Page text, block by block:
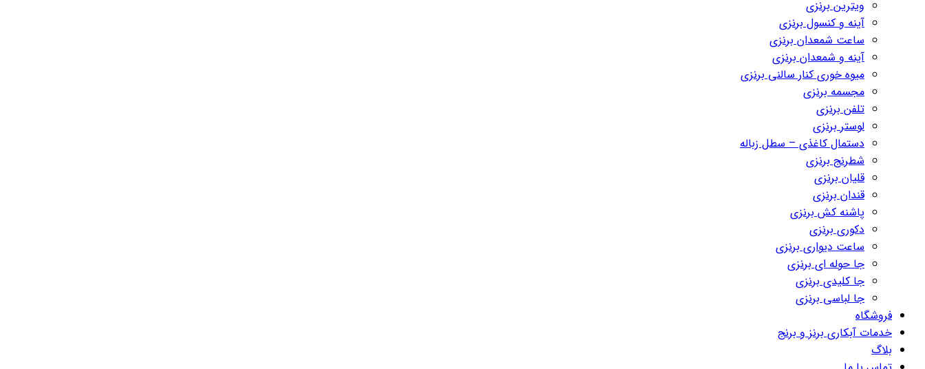
ویترین برنزی
آینه و کنسول برنزی
ساعت شمعدان برنزی
آینه و شمعدان برنزی
میوه خوری کنار سالنی برنزی
مجسمه برنزی
تلفن برنزی
لوستر برنزی
دستمال کاغذی – سطل زباله
شطرنج برنزی
قلیان برنزی
قندان برنزی
پاشنه کش برنزی
دکوری برنزی
ساعت دیواری برنزی
جا حوله ای برنزی
جا کلیدی برنزی
جا لباسی برنزی
فروشگاه
خدمات آبکاری برنز و برنج
بلاگ